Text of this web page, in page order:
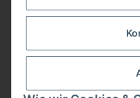
Herstellerinformationen